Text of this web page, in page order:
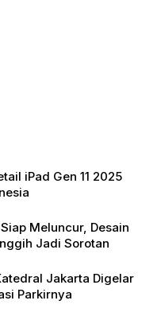
iPad Gen 11 2025
Meluncur, Desain
Jadi Sorotan
Jakarta Digelar
Parkirnya